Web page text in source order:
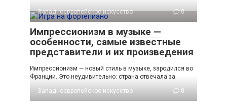
Западноевропейское искусство 0
Импрессионизм в музыке —
особенности, самые известные
представители и их произведения
Импрессионизм — новый стиль в музыке, зародился во
Франции. Это неудивительно: страна отвечала за
Западноевропейское искусство
0